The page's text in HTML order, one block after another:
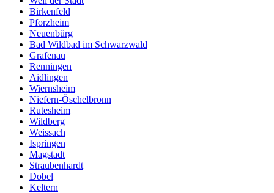
Birkenfeld
Pforzheim
Neuenbürg
Bad Wildbad im Schwarzwald
Grafenau
Renningen
Aidlingen
Wiernsheim
Niefern-Öschelbronn
Rutesheim
Wildberg
Weissach
Ispringen
Magstadt
Straubenhardt
Dobel
Keltern